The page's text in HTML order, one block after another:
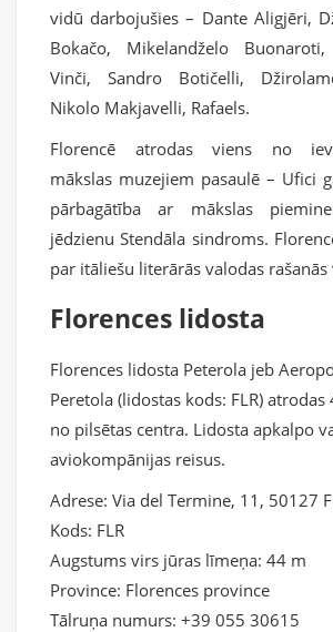
vidū darbojušies – Dante Aligjēri,
Bokačo, Mikelandželo
Vinči, Sandro Botičelli,
Nikolo Makjavelli, Rafaels.
Florencē atrodas viens no
mākslas muzejiem pasaulē – Ufici
pārbagātība ar mākslas
jēdzienu Stendāla sindroms.
par itāliešu literārās valodas rašanās
Florences lidosta
Florences lidosta Peterola jeb
Peretola (lidostas kods: FLR)
no pilsētas centra. Lidosta apkalpo
aviokompānijas reisus.
Adrese: Via del Termine, 11, 50127
Kods: FLR
Augstums virs jūras līmeņa: 44 m
Province: Florences province
Tālruņa numurs: +39 055 30615